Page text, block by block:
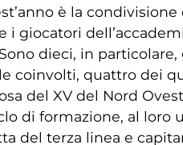
è la condivisione
i giocatori
dieci, in
coinvolti, quattro dei
del XV del Nord
di formazione, al loro
del terza linea e